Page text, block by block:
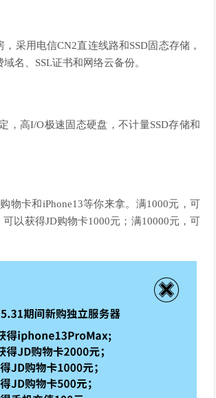
采用电信CN2直连线路和SSD固态存储，
名、SSL证书和网络云备份。
，高I/O极速固态硬盘，不计量SSD存储和
物卡和iPhone13等你来拿。满1000元，可
以获得JD购物卡1000元；满10000元，可